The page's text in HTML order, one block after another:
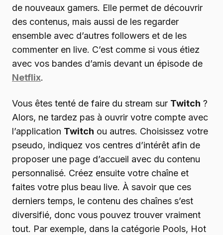
de nouveaux gamers. Elle permet de découvrir
des contenus, mais aussi de les regarder
ensemble avec d’autres followers et de les
commenter en live. C’est comme si vous étiez
avec vos bandes d’amis devant un épisode de
Netflix.
Vous êtes tenté de faire du stream sur Twitch ?
Alors, ne tardez pas à ouvrir votre compte avec
l’application Twitch ou autres. Choisissez votre
pseudo, indiquez vos centres d’intérêt afin de
proposer une page d’accueil avec du contenu
personnalisé. Créez ensuite votre chaîne et
faites votre plus beau live. À savoir que ces
derniers temps, le contenu des chaînes s’est
diversifié, donc vous pouvez trouver vraiment
tout. Par exemple, dans la catégorie Pools, Hot